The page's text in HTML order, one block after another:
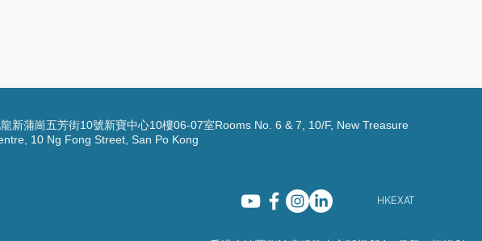
新蒲崗五芳街10號新寶中心10樓06-07室Rooms No. 6 & 7, 10/F, New Treasure
10 Ng Fong Street, San Po Kong
HKEXAT